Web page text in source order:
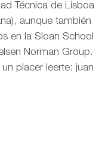
Técnica de Lisboa
aunque también
en la Sloan School
Norman Group.
placer leerte: juan